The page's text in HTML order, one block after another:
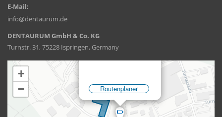
E-Mail:
info@dentaurum.de
DENTAURUM GmbH & Co. KG
Turnstr. 31, 75228 Ispringen, Germany